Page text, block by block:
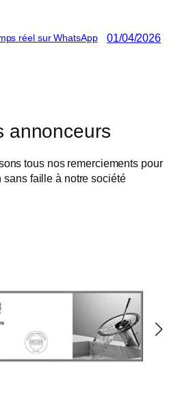
réel sur WhatsApp 01/04/2026
annonceurs
tous nos remerciements pour
sans faille à notre société